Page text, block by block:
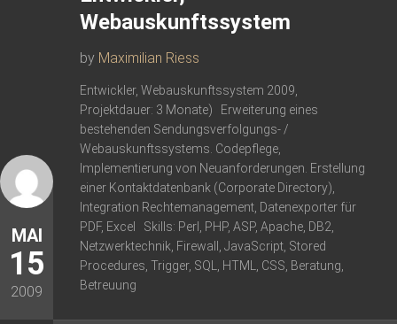
MAI
15
2009
Webauskunftssystem
by Maximilian Riess
Entwickler, Webauskunftssystem 2009,
Projektdauer: 3 Monate) Erweiterung eines
bestehenden Sendungsverfolgungs- /
Webauskunftssystems. Codepflege,
Implementierung von Neuanforderungen. Erstellung
einer Kontaktdatenbank (Corporate Directory),
Integration Rechtemanagement, Datenexporter für
PDF, Excel Skills: Perl, PHP, ASP, Apache, DB2,
Netzwerktechnik, Firewall, JavaScript, Stored
Procedures, Trigger, SQL, HTML, CSS, Beratung,
Betreuung